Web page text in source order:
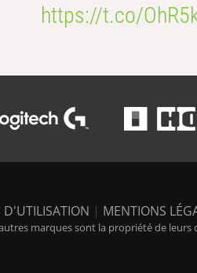
https://t.co/
| MENTIONS
marques sont la propriété de leurs